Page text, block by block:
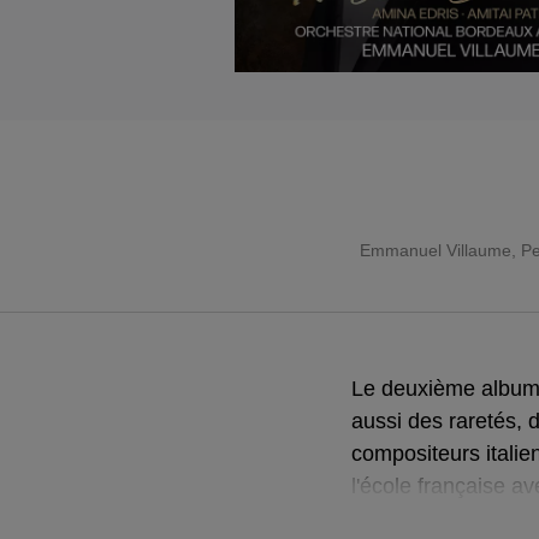
Emmanuel Villaume ,
Le deuxième
aussi des raretés,
compositeurs
l'école française